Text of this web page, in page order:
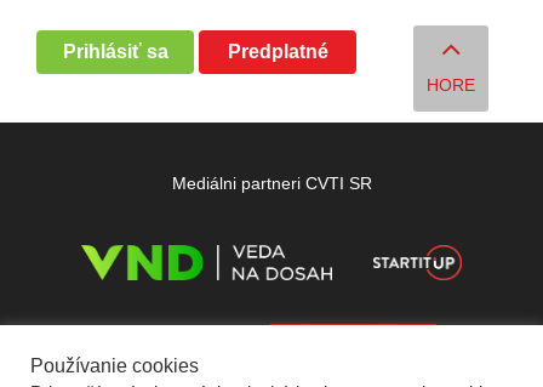
Prihlásiť sa Predplatné
HORE
Mediálni partneri CVTI SR
Používanie cookies